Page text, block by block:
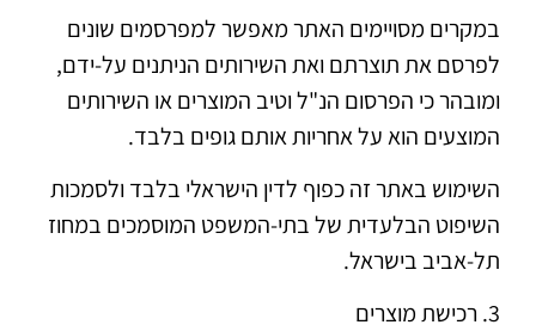
במקרים מסויימים האתר מאפשר למפרסמים שונים
לפרסם את תוצרתם ואת השירותים הניתנים על-ידם,
ומובהר כי הפרסום הנ"ל וטיב המוצרים או השירותים
המוצעים הוא על אחריות אותם גופים בלבד.
השימוש באתר זה כפוף לדין הישראלי בלבד ולסמכות
השיפוט הבלעדית של בתי-המשפט המוסמכים במחוז
תל-אביב בישראל.
3. רכישת מוצרים